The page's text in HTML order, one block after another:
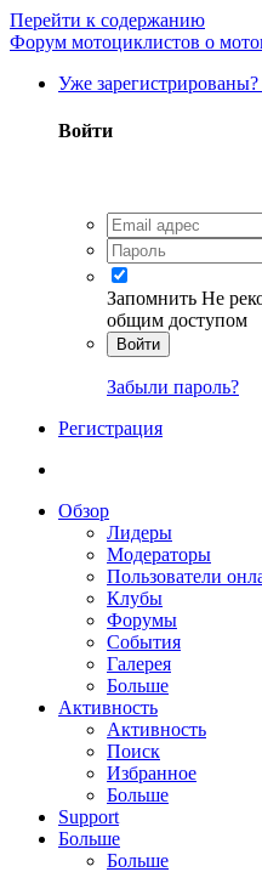
Перейти к содержанию
Форум мотоциклистов о
Уже
Войти
Запомнить Не
общим доступом
Войти
Забыли пароль?
Регистрация
Обзор
Лидеры
Модераторы
Пользователи
Клубы
Форумы
События
Галерея
Больше
Активность
Активность
Поиск
Избранное
Больше
Support
Больше
Больше